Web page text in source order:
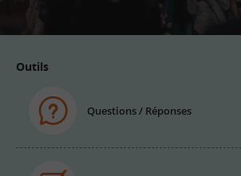
Outils
Questions / Réponses